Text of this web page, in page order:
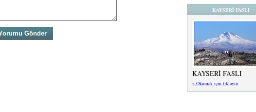
KAYSERİ FASLI
KAYSERİ FASLI
» Okumak için tıklayın